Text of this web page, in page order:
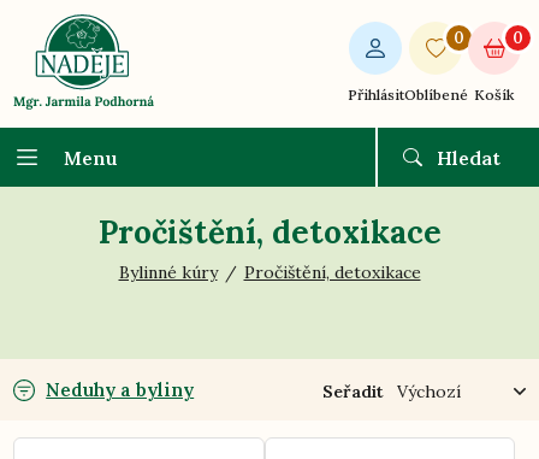
Přihlásit
0
Oblíbené
0
Košík
Menu Hledat
Pročištění, detoxikace
Bylinné kúry Pročištění, detoxikace
Neduhy a byliny Seřadit